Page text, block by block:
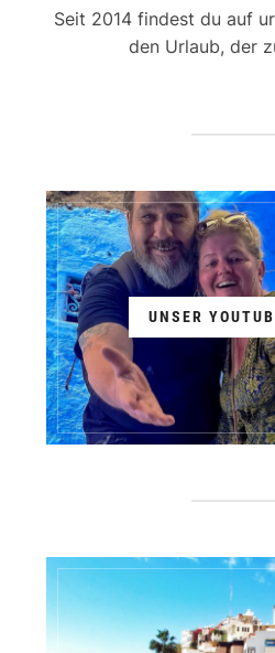
Seit 2014 findest du auf
den Urlaub, der
UNSER